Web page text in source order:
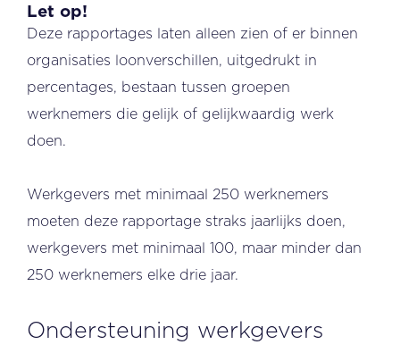
Let op!
Deze rapportages laten alleen zien of er binnen
organisaties loonverschillen, uitgedrukt in
percentages, bestaan tussen groepen
werknemers die gelijk of gelijkwaardig werk
doen.
Werkgevers met minimaal 250 werknemers
moeten deze rapportage straks jaarlijks doen,
werkgevers met minimaal 100, maar minder dan
250 werknemers elke drie jaar.
Ondersteuning werkgevers